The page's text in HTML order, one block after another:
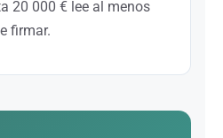
20 000 € lee al menos
firmar.
muchas reseñas